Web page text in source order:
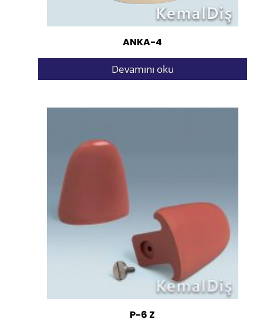
ANKA-4
Devamını oku
P-6 Z